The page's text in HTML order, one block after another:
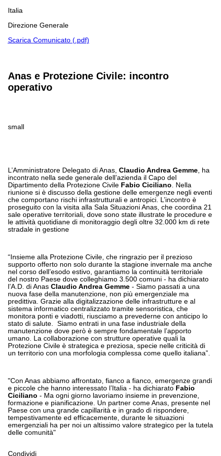
Italia
Direzione Generale
Scarica Comunicato (.pdf)
Anas e Protezione Civile: incontro
operativo
small
L’Amministratore Delegato di Anas, Claudio Andrea Gemme, ha
incontrato nella sede generale dell’azienda il Capo del
Dipartimento della Protezione Civile Fabio Ciciliano. Nella
riunione si è discusso della gestione delle emergenze negli eventi
che comportano rischi infrastrutturali e antropici. L’incontro è
proseguito con la visita alla Sala Situazioni Anas, che coordina 21
sale operative territoriali, dove sono state illustrate le procedure e
le attività quotidiane di monitoraggio degli oltre 32.000 km di rete
stradale in gestione
“Insieme alla Protezione Civile, che ringrazio per il prezioso
supporto offerto non solo durante la stagione invernale ma anche
nel corso dell’esodo estivo, garantiamo la continuità territoriale
del nostro Paese dove colleghiamo 3.500 comuni - ha dichiarato
l’A.D. di Anas Claudio Andrea Gemme- Siamo passati a una
nuova fase della manutenzione, non più emergenziale ma
predittiva. Grazie alla digitalizzazione delle infrastrutture e al
sistema informatico centralizzato tramite sensoristica, che
monitora ponti e viadotti, riusciamo a prevederne con anticipo lo
stato di salute. Siamo entrati in una fase industriale della
manutenzione dove però è sempre fondamentale l’apporto
umano. La collaborazione con strutture operative quali la
Protezione Civile è strategica e preziosa, specie nelle criticità di
un territorio con una morfologia complessa come quello italiana”.
"Con Anas abbiamo affrontato, fianco a fianco, emergenze grandi
e piccole che hanno interessato l’Italia - ha dichiarato Fabio
Ciciliano - Ma ogni giorno lavoriamo insieme in prevenzione,
formazione e pianificazione. Un partner come Anas, presente nel
Paese con una grande capillarità e in grado di rispondere,
tempestivamente ed efficacemente, durante le situazioni
emergenziali ha per noi un altissimo valore strategico per la tutela
delle comunità"
Condividi